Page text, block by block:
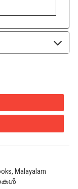
Malayalam